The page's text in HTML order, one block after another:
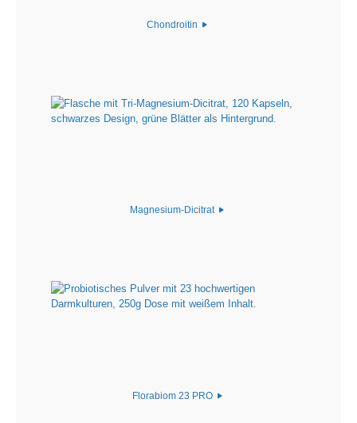
Chondroitin
Magnesium-Dicitrat
Florabiom 23 PRO